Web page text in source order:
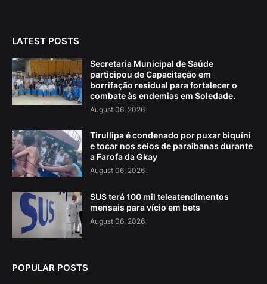
LATEST POSTS
Secretaria Municipal de Saúde
participou de Capacitação em
borrifação residual para fortalecer o
combate às endemias em Soledade.
August 06, 2026
Tirullipa é condenado por puxar biquíni
e tocar nos seios de paraibanas durante
a Farofa da Gkay
August 06, 2026
SUS terá 100 mil teleatendimentos
mensais para vício em bets
August 06, 2026
POPULAR POSTS